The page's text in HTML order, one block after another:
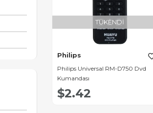
TÜKENDI
Philips
Philips Universal RM-D750 Dvd
Kumandası
$2.42